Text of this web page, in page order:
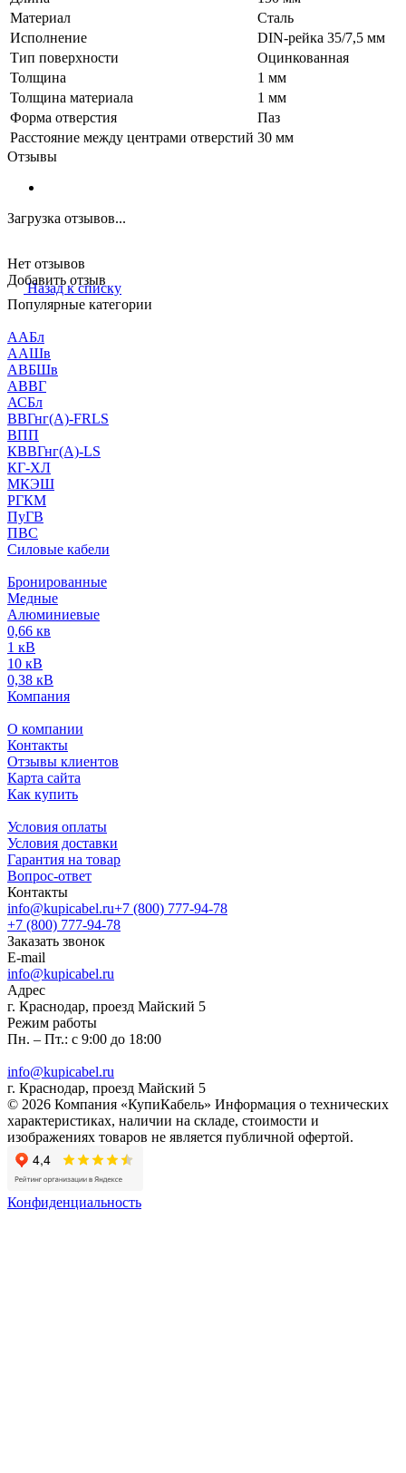
Материал
Сталь
Исполнение
DIN-рейка 35/7,5 мм
Тип поверхности
Оцинкованная
Толщина
1 мм
Толщина материала
1 мм
Форма отверстия
Паз
Расстояние между центрами отверстий 30 мм
Отзывы
Загрузка отзывов...
Нет отзывов
Добавить отзыв
Назад к списку
Популярные категории
ААБл
ААШв
АВБШв
АВВГ
АСБл
ВВГнг(А)-FRLS
ВПП
КВВГнг(А)-LS
КГ-ХЛ
МКЭШ
РГКМ
ПуГВ
ПВС
Силовые кабели
Бронированные
Медные
Алюминиевые
0,66 кв
1 кВ
10 кВ
0,38 кВ
Компания
О компании
Контакты
Отзывы клиентов
Карта сайта
Как купить
Условия оплаты
Условия доставки
Гарантия на товар
Вопрос-ответ
Контакты
info@kupicabel.ru+7 (800) 777-94-78
+7 (800) 777-94-78
Заказать звонок
E-mail
info@kupicabel.ru
Адрес
г. Краснодар, проезд Майский 5
Режим работы
Пн. – Пт.: с 9:00 до 18:00
info@kupicabel.ru
г. Краснодар, проезд Майский 5
© 2026 Компания «КупиКабель» Информация о технических
характеристиках, наличии на складе, стоимости и
изображениях товаров не является публичной офертой.
Конфиденциальность